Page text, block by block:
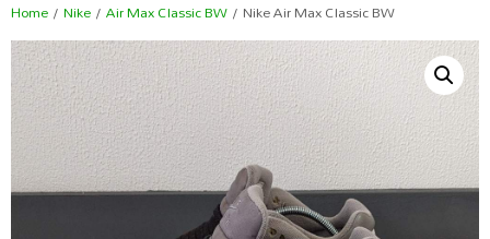
Home/Nike/Air Max Classic BW/ Nike Air Max Classic BW